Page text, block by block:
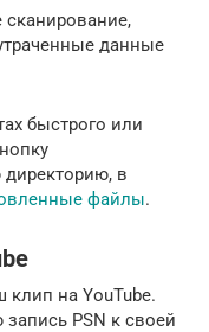
сканирование,
данные
быстрого или
директорию, в
файлы.
клип на YouTube.
PSN к своей